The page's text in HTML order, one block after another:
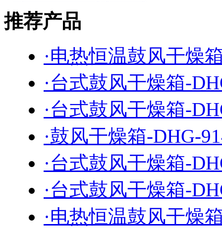
推荐产品
·电热恒温鼓风干燥
·台式鼓风干燥箱-
·台式鼓风干燥箱-
·鼓风干燥箱-DHG-
·台式鼓风干燥箱-
·台式鼓风干燥箱-
·电热恒温鼓风干燥